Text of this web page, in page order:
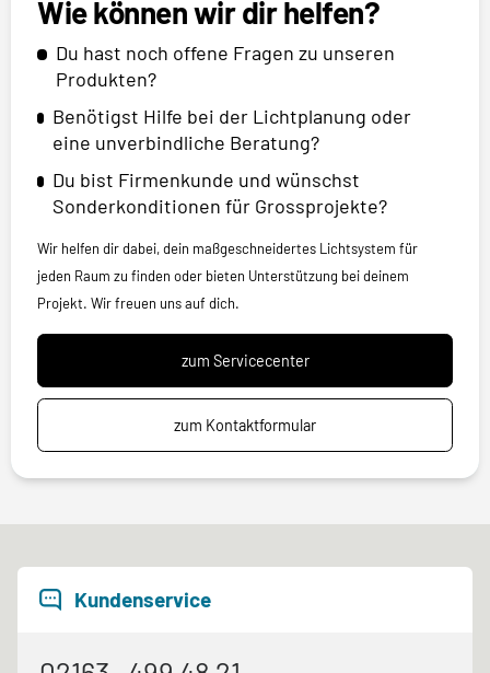
Wie können wir dir helfen?
Du hast noch offene Fragen zu unseren
Produkten?
Benötigst Hilfe bei der Lichtplanung oder
eine unverbindliche Beratung?
Du bist Firmenkunde und wünschst
Sonderkonditionen für Grossprojekte?
Wir helfen dir dabei, dein maßgeschneidertes Lichtsystem für
jeden Raum zu finden oder bieten Unterstützung bei deinem
Projekt. Wir freuen uns auf dich.
zum Servicecenter
zum Kontaktformular
Kundenservice